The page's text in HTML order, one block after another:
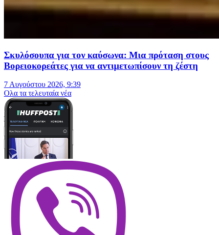
Σκυλόσουπα για τον καύσωνα: Μια πρόταση στους
Βορειοκορεάτες για να αντιμετωπίσουν τη ζέστη
7 Αυγούστου 2026, 9:39
Oλα τα τελευταία νέα